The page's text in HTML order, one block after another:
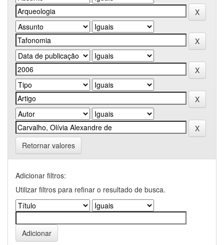
Retornar valores
Adicionar filtros:
Utilizar filtros para refinar o resultado de busca.